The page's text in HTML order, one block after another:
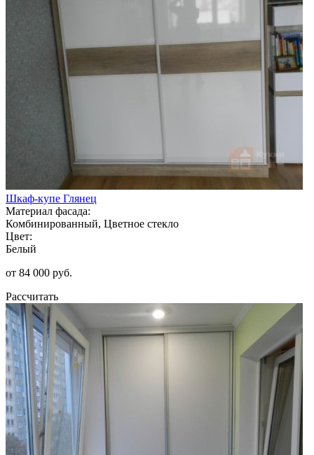
Шкаф-купе Глянец
Материал фасада:
Комбинированный, Цветное стекло
Цвет:
Белый
от 84 000 руб.
Рассчитать